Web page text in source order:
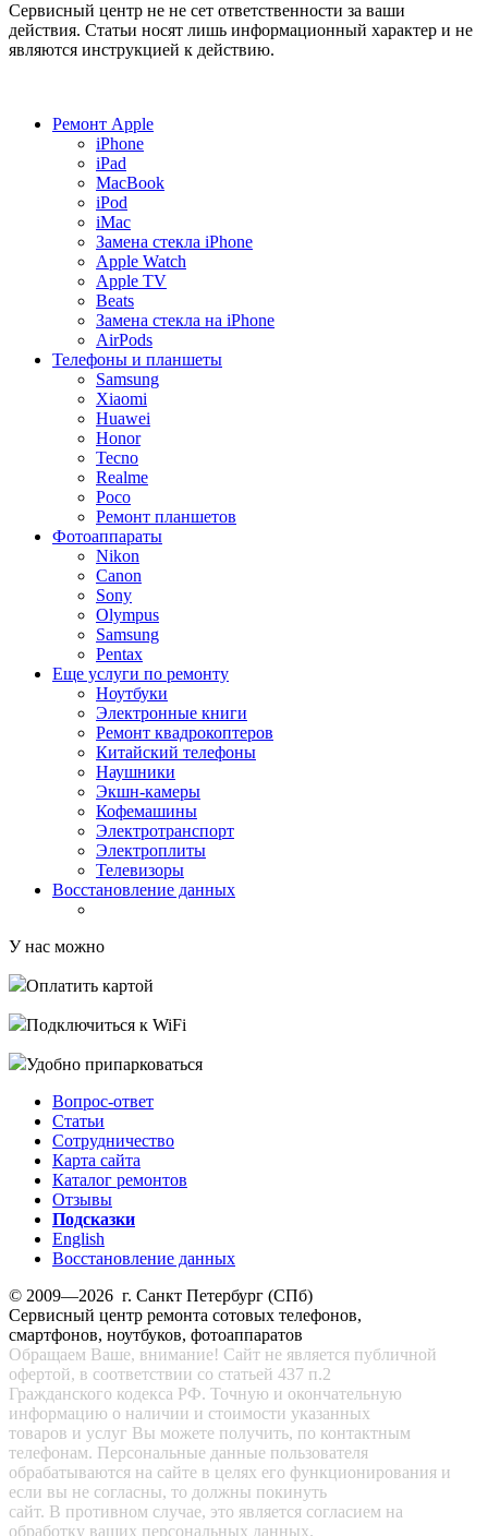
Сервисный центр не не сет ответственности за ваши
действия. Статьи носят лишь информационный характер и не
являются инструкцией к действию.
Ремонт Apple
iPhone
iPad
MacBook
iPod
iMac
Замена стекла iPhone
Apple Watch
Apple TV
Beats
Замена стекла на iPhone
AirPods
Телефоны и планшеты
Samsung
Xiaomi
Huawei
Honor
Tecno
Realme
Poco
Ремонт планшетов
Фотоаппараты
Nikon
Canon
Sony
Olympus
Samsung
Pentax
Еще услуги по ремонту
Ноутбуки
Электронные книги
Ремонт квадрокоптеров
Китайский телефоны
Наушники
Экшн-камеры
Кофемашины
Электротранспорт
Электроплиты
Телевизоры
Восстановление данных
У нас можно
Оплатить картой
Подключиться к WiFi
Удобно припарковаться
Вопрос-ответ
Статьи
Сотрудничество
Карта сайта
Каталог ремонтов
Отзывы
Подсказки
English
Восстановление данных
© 2009—2026 г. Санкт Петербург (СПб)
Сервисный центр ремонта сотовых телефонов,
смартфонов, ноутбуков, фотоаппаратов
Обращаем Ваше, внимание! Сайт не является публичной
офертой, в соответствии со статьей 437 п.2
Гражданского кодекса РФ. Точную и окончательную
информацию о наличии и стоимости указанных
товаров и услуг Вы можете получить, по контактным
телефонам. Персональные данные пользователя
обрабатываются на сайте в целях его функционирования и
если вы не согласны, то должны покинуть
сайт. В противном случае, это является согласием на
обработку ваших персональных данных.